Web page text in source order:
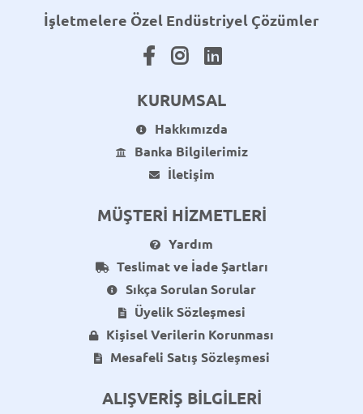
İşletmelere Özel Endüstriyel Çözümler
KURUMSAL
Hakkımızda
Banka Bilgilerimiz
İletişim
MÜŞTERİ HİZMETLERİ
Yardım
Teslimat ve İade Şartları
Sıkça Sorulan Sorular
Üyelik Sözleşmesi
Kişisel Verilerin Korunması
Mesafeli Satış Sözleşmesi
ALIŞVERİŞ BİLGİLERİ